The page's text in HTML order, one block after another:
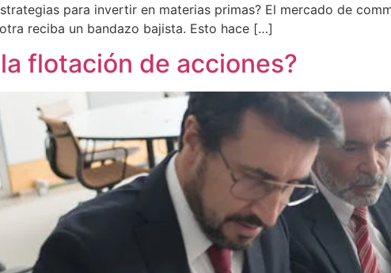
para invertir en materias primas? El mercado de
reciba un bandazo bajista. Esto hace […]
flotación de acciones?